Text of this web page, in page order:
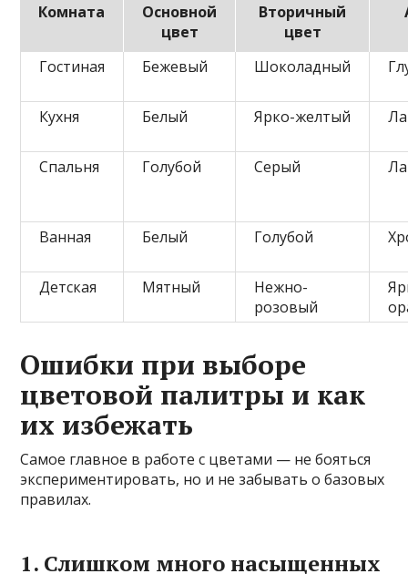
Комната
Основной
цвет
Вторичный
цвет
Гостиная Бежевый Шоколадный
Кухня Белый Ярко-желтый
Спальня Голубой Серый
Ванная Белый Голубой
Детская Мятный
Нежно-
розовый
Ошибки при выборе
цветовой палитры и как
их избежать
Самое главное в работе с цветами — не бояться
экспериментировать, но и не забывать о базовых
правилах.
1. Слишком много насыщенных